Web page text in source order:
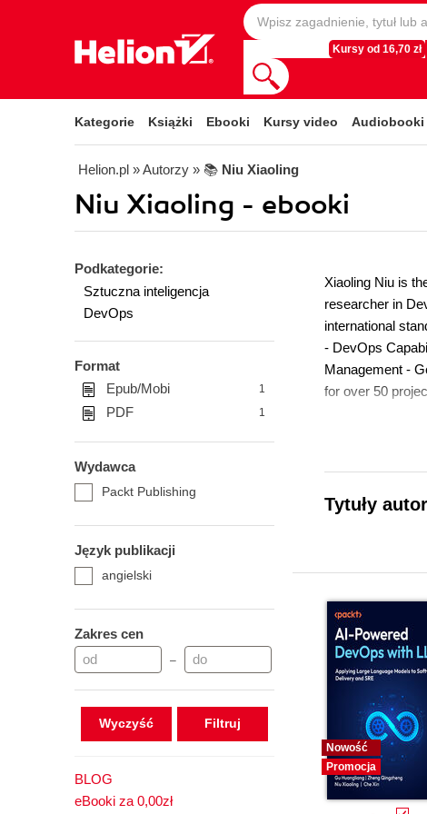
Kursy od 16,70 zł
Kategorie Książki Ebooki Kursy video Audiobooki
Helion.pl » Autorzy » 📚 Niu Xiaoling
Niu Xiaoling - ebooki
Podkategorie:
Sztuczna inteligencja
DevOps
Format
Epub/Mobi
1
PDF 1
Wydawca
Packt Publishing
Język publikacji
angielski
Zakres cen
–
Wyczyść
BLOG
eBooki za 0,00zł
Xiaoling Niu is
researcher in
international
- DevOps
Management -
for over 50
Tytuły
Nowość
Promocja